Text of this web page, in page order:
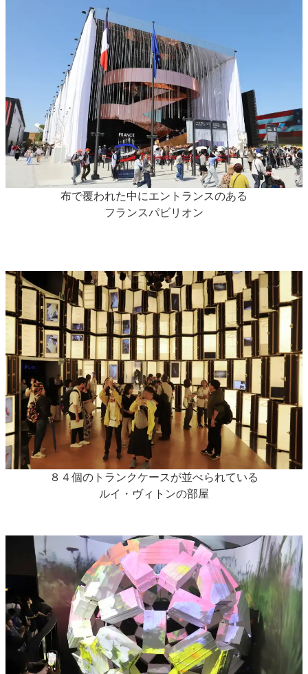
布で覆われた中にエントランスのある
フランスパビリオン
８４個のトランクケースが並べられている
ルイ・ヴィトンの部屋